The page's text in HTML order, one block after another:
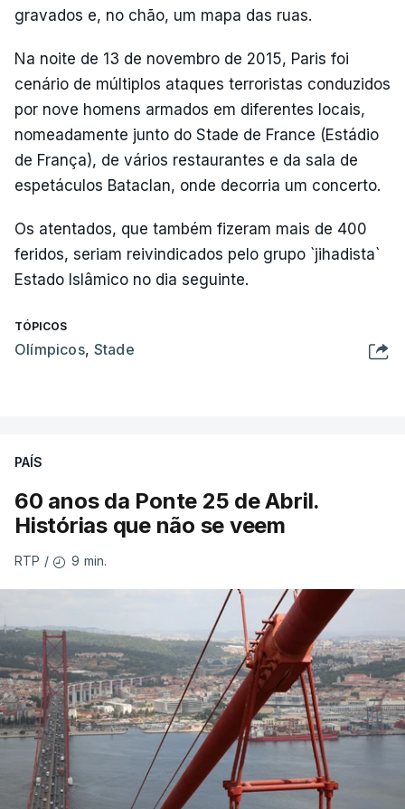
gravados e, no chão, um mapa das ruas.
Na noite de 13 de novembro de 2015, Paris foi
cenário de múltiplos ataques terroristas conduzidos
por nove homens armados em diferentes locais,
nomeadamente junto do Stade de France (Estádio
de França), de vários restaurantes e da sala de
espetáculos Bataclan, onde decorria um concerto.
Os atentados, que também fizeram mais de 400
feridos, seriam reivindicados pelo grupo `jihadista`
Estado Islâmico no dia seguinte.
TÓPICOS
Olímpicos, Stade
PAÍS
60 anos da Ponte 25 de Abril.
Histórias que não se veem
RTP / 9 min.